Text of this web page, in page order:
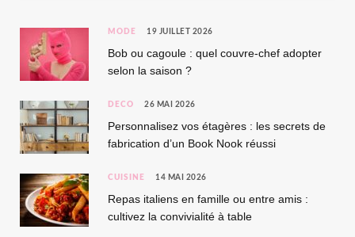
MODE 19 JUILLET 2026
Bob ou cagoule : quel couvre-chef adopter
selon la saison ?
DÉCO 26 MAI 2026
Personnalisez vos étagères : les secrets de
fabrication d’un Book Nook réussi
CUISINE 14 MAI 2026
Repas italiens en famille ou entre amis :
cultivez la convivialité à table